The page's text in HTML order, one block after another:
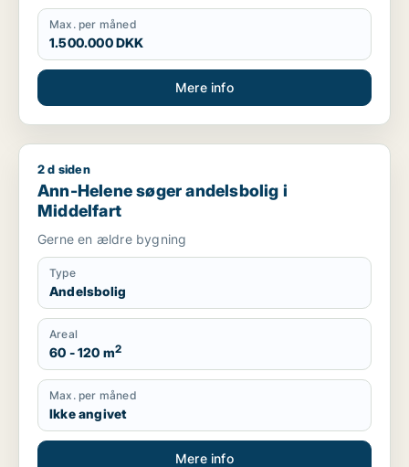
Max. per måned
1.500.000 DKK
Mere info
Ann-Helene søger andelsbolig i Middelfart
2 d siden
Ann-Helene søger andelsbolig i
Middelfart
Gerne en ældre bygning
Type
Andelsbolig
Areal
60 - 120 m2
Max. per måned
Ikke angivet
Mere info